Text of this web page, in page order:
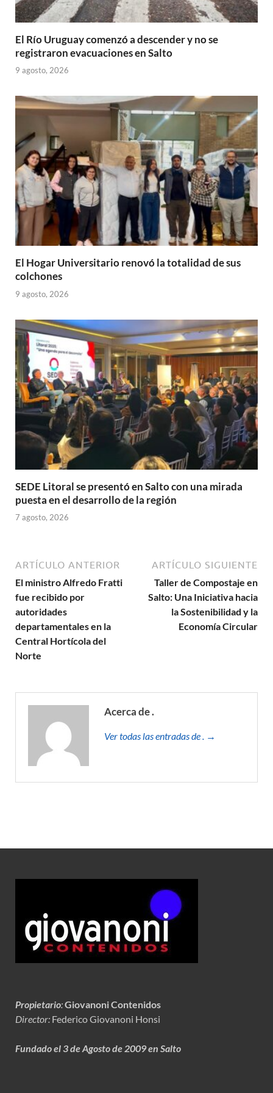
El Río Uruguay comenzó a descender y no se
registraron evacuaciones en Salto
9 agosto, 2026
El Hogar Universitario renovó la totalidad de sus
colchones
9 agosto, 2026
SEDE Litoral se presentó en Salto con una mirada
puesta en el desarrollo de la región
7 agosto, 2026
ARTÍCULO ANTERIOR
El ministro Alfredo Fratti
fue recibido por
autoridades
departamentales en la
Central Hortícola del
Norte
ARTÍCULO SIGUIENTE
Taller de Compostaje en
Salto: Una Iniciativa hacia
la Sostenibilidad y la
Economía Circular
Acerca de .
Ver todas las entradas de . →
Propietario:Giovanoni Contenidos
Director: Federico Giovanoni Honsi
Fundado el 3 de Agosto de 2009 en Salto